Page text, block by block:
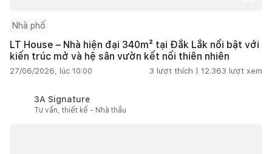
Nhà phố
LT House – Nhà hiện đại 340m² tại Đắk Lắk nổi bật với
kiến trúc mở và hệ sân vườn kết nối thiên nhiên
27/06/2026, lúc 10:00 3 lượt thích | 12.363 lượt xem
3A Signature
Tư vấn, thiết kế - Nhà thầu